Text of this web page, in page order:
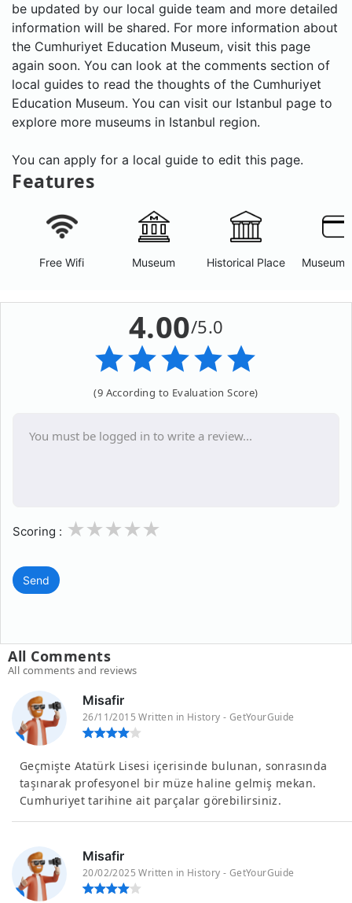
be updated by our local guide team and more detailed
information will be shared. For more information about
the Cumhuriyet Education Museum, visit this page
again soon. You can look at the comments section of
local guides to read the thoughts of the Cumhuriyet
Education Museum. You can visit our Istanbul page to
explore more museums in Istanbul region.
You can apply for a local guide to edit this page.
Features
Free Wifi Museum Historical Place Museum
4.00/5.0
(9 According to Evaluation Score)
Scoring : 3
2
1
Send
All Comments
All comments and reviews
Misafir
26/11/2015 Written in History - GetYourGuide
Geçmişte Atatürk Lisesi içerisinde bulunan, sonrasında
taşınarak profesyonel bir müze haline gelmiş mekan.
Cumhuriyet tarihine ait parçalar görebilirsiniz.
Misafir
20/02/2025 Written in History - GetYourGuide